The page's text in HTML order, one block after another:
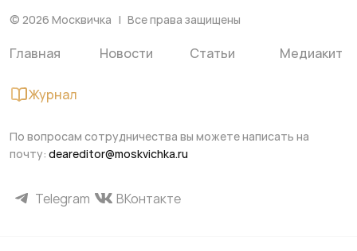
© 2026 Москвичка Все права защищены
Главная Новости Статьи Медиакит
Журнал
По вопросам сотрудничества вы можете написать на
почту: deareditor@moskvichka.ru
Telegram ВКонтакте